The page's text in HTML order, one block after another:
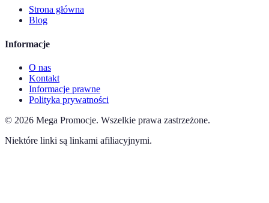
Strona główna
Blog
Informacje
O nas
Kontakt
Informacje prawne
Polityka prywatności
© 2026 Mega Promocje. Wszelkie prawa zastrzeżone.
Niektóre linki są linkami afiliacyjnymi.